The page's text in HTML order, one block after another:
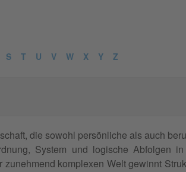
S T U V W X Y Z
die sowohl persönliche als auch
System und logische Abfolgen
komplexen Welt gewinnt